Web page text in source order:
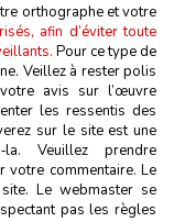
orthographe et votre
afin d’éviter toute
Pour ce type de
Veillez à rester polis
avis sur l’œuvre
les ressentis des
sur le site est une
Veuillez prendre
commentaire. Le
Le webmaster se
pas les règles